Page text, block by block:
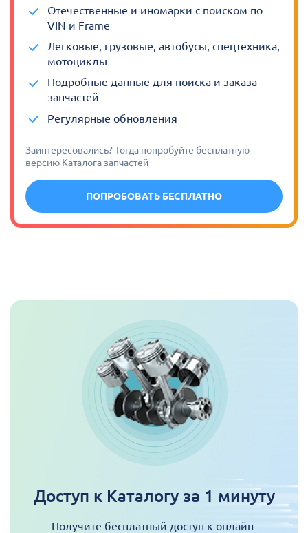
Отечественные и иномарки с поиском по
VIN и Frame
Легковые, грузовые, автобусы, спецтехника,
мотоциклы
Подробные данные для поиска и заказа
запчастей
Регулярные обновления
Заинтересовались? Тогда попробуйте бесплатную
версию Каталога запчастей
ПОПРОБОВАТЬ БЕСПЛАТНО
Доступ к Каталогу за 1 минуту
Получите бесплатный доступ к онлайн-